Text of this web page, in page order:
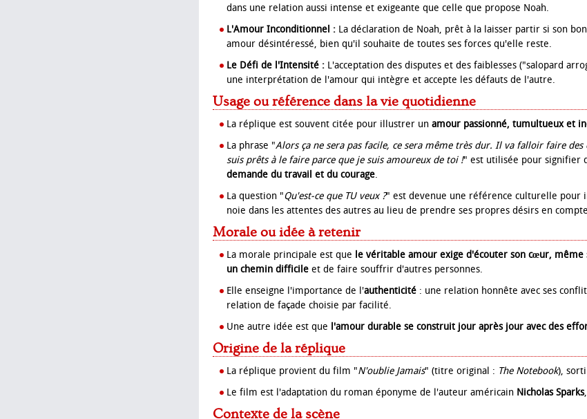
dans une relation aussi intense et exigeante que celle que propose Noah.
L'Amour Inconditionnel : La déclaration de Noah, prêt à la laisser partir si son
amour désintéressé, bien qu'il souhaite de toutes ses forces qu'elle reste.
Le Défi de l'Intensité : L'acceptation des disputes et des faiblesses ("salopard
une interprétation de l'amour qui intègre et accepte les défauts de l'autre.
Usage ou référence dans la vie quotidienne
La réplique est souvent citée pour illustrer un amour passionné, tumultueux et
La phrase "Alors ça ne sera pas facile, ce sera même très dur. Il va falloir faire
suis prêts à le faire parce que je suis amoureux de toi !" est utilisée pour signifier
demande du travail et du courage.
La question "Qu'est-ce que TU veux ?" est devenue une référence culturelle pour
noie dans les attentes des autres au lieu de prendre ses propres désirs en
Morale ou idée à retenir
La morale principale est que le véritable amour exige d'écouter son cœur,
un chemin difficile et de faire souffrir d'autres personnes.
Elle enseigne l'importance de l'authenticité : une relation honnête avec ses
relation de façade choisie par facilité.
Une autre idée est que l'amour durable se construit jour après jour avec des
Origine de la réplique
La réplique provient du film "N'oublie Jamais" (titre original : The Notebook),
Le film est l'adaptation du roman éponyme de l'auteur américain Nicholas Sparks
Contexte de la scène